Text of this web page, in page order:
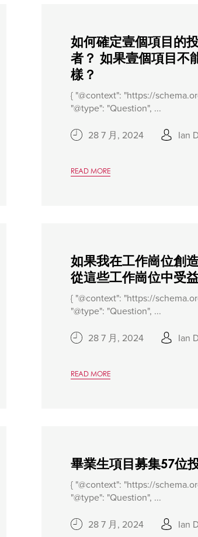
如何確定壹個項目的
者？ 如果壹個項目不
樣？
{ "@context": "https://
"@type": "Question", ...
28 7 月, 2024 Ian
READ MORE
如果我在工作崗位創
從這些工作崗位中受
{ "@context": "https://
"@type": "Question", ...
28 7 月, 2024 Ian
READ MORE
畢業生項目募集57位
{ "@context": "https://
"@type": "Question", ...
28 7 月, 2024 Ian